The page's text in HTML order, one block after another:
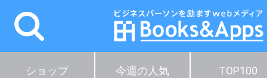
ショップ 今週の人気 TOP100